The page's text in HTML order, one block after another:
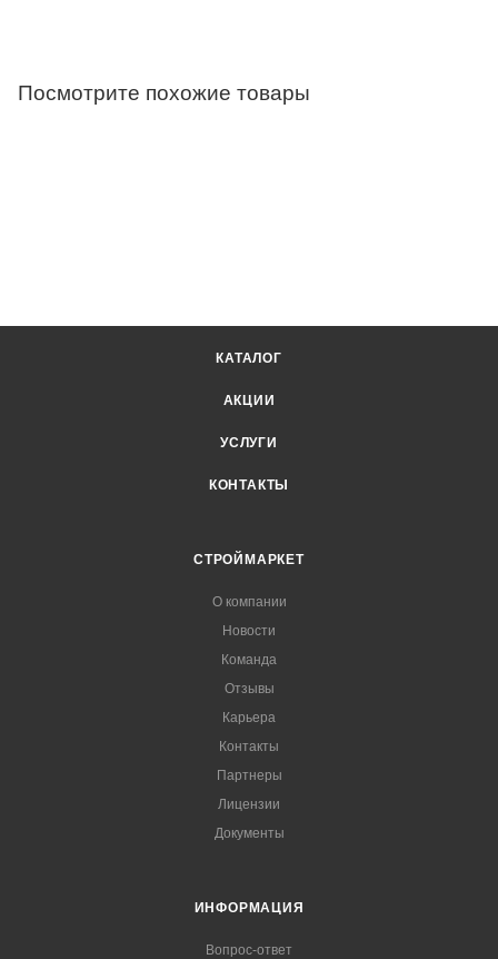
Посмотрите похожие товары
КАТАЛОГ
АКЦИИ
УСЛУГИ
КОНТАКТЫ
СТРОЙМАРКЕТ
О компании
Новости
Команда
Отзывы
Карьера
Контакты
Партнеры
Лицензии
Документы
ИНФОРМАЦИЯ
Вопрос-ответ